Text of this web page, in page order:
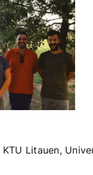
KTU Litauen,